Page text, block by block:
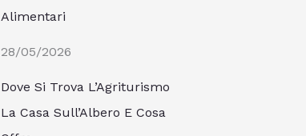
Alimentari
28/05/2026
Dove Si Trova L’Agriturismo
La Casa Sull’Albero E Cosa